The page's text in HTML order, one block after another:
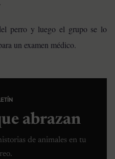
perro y luego el grupo se lo
un examen médico.
abrazan
de animales en tu